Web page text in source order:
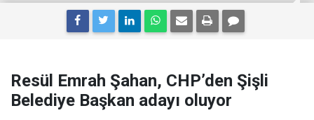
Resül Emrah Şahan, CHP’den Şişli
Belediye Başkan adayı oluyor